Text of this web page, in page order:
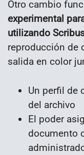
Otro cambio
experimental
utilizando
reproducción de
salida en color
Un perfil de
del archivo
El poder
documento